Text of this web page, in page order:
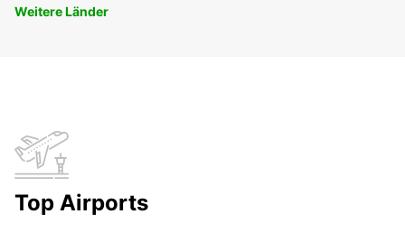
Weitere Länder
Top Airports